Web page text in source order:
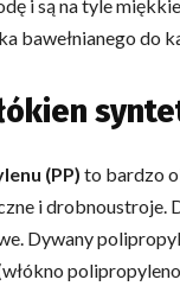
i są na tyle
bawełnianego do
(PP) to bardzo
i drobnoustroje.
Dywany